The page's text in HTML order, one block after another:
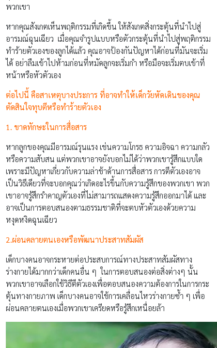
พวกเขา
หากคุณสังเกตเห็นพฤติกรรมที่เกิดขึ้น ให้สังเกตสิ่งกระตุ้นที่นำไปสู่
อารมณ์ฉุนเฉียว เมื่อคุณจำรูปแบบหรือตัวกระตุ้นที่นำไปสู่พฤติกรรม
ทำร้ายตัวเองของลูกได้แล้ว คุณอาจป้องกันปัญหาได้ก่อนที่มันจะเริ่ม
ได้ อย่าลืมเข้าไปห้ามก่อนที่หมัดลูกจะเริ่มกำ หรือมือจะเริ่มตบเข้าที่
หน้าหรือหัวตัวเอง
ต่อไปนี้ คือสาเหตุบางประการ ที่อาจทำให้เด็กวัยหัดเดินของคุณ
ตัดสินใจทุบตีหรือทำร้ายตัวเอง
1. ขาดทักษะในการสื่อสาร
หากลูกของคุณมีอารมณ์รุนแรง เช่นความโกรธ ความอิจฉา ความกลัว
หรือความสับสน แต่พวกเขาอาจยังบอกไม่ได้ว่าพวกเขารู้สึกแบบใด
เพราะมีปัญหาเกี่ยวกับความล่าช้าด้านการสื่อสาร การตีตัวเองอาจ
เป็นวิธีเดียวที่จะบอกคุณว่าเกิดอะไรขึ้นกับความรู้สึกของพวกเขา พวก
เขาอาจรู้สึกรำคาญตัวเองที่ไม่สามารถแสดงความรู้สึกออกมาได้ และ
อาจเป็นการตอบสนองตามธรรมชาติที่จะตบหัวตัวเองด้วยความ
หงุดหงิดฉุนเฉียว
2.ผ่อนคลายตนเองหรือพัฒนาประสาทสัมผัส
เด็กบางคนอาจกระหายต่อประสบการณ์ทางประสาทสัมผัสทาง
ร่างกายได้มากกว่าเด็กคนอื่น ๆ ในการตอบสนองต่อสิ่งต่างๆ นั้น
พวกเขาอาจเลือกใช้วิธีตีตัวเองเพื่อตอบสนองความต้องการในการกระ
ตุ้นทางกายภาพ เด็กบางคนอาจใช้การเคลื่อนไหวร่างกายซ้ำ ๆ เพื่อ
ผ่อนคลายตนเองเมื่อพวกเขาเครียดหรือรู้สึกเหนื่อยล้า